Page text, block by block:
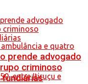
prende advogado
criminoso